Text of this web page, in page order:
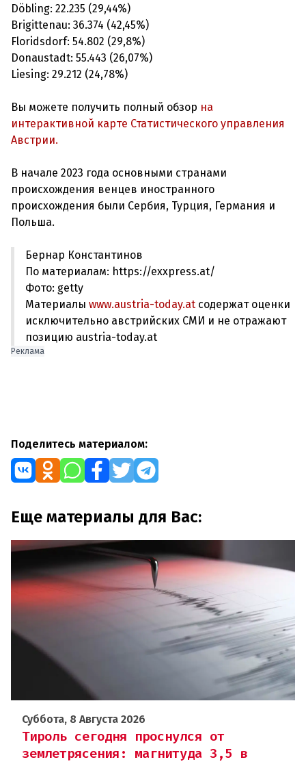
Döbling: 22.235 (29,44%)
Brigittenau: 36.374 (42,45%)
Floridsdorf: 54.802 (29,8%)
Donaustadt: 55.443 (26,07%)
Liesing: 29.212 (24,78%)
Вы можете получить полный обзор на
интерактивной карте Статистического управления
Австрии.
В начале 2023 года основными странами
происхождения венцев иностранного
происхождения были Сербия, Турция, Германия и
Бернар Константинов
По материалам: https://exxpress.at/
Фото: getty
Материалы www.austria-today.at содержат оценки
исключительно австрийских СМИ и не отражают
позицию austria-today.at
Реклама
Поделитесь материалом:
Еще материалы для Вас:
Суббота, 8 Августа 2026
Тироль сегодня проснулся от
землетрясения: магнитуда 3,5 в